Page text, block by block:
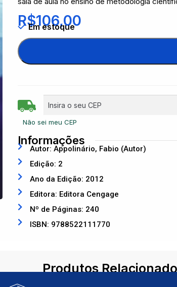
R$106,00
Em estoque
Não sei meu CEP
Informações
Autor: Appolinário, Fabio (Autor)
Edição: 2
Ano da Edição: 2012
Editora: Editora Cengage
Nº de Páginas: 240
ISBN: 9788522111770
Produtos